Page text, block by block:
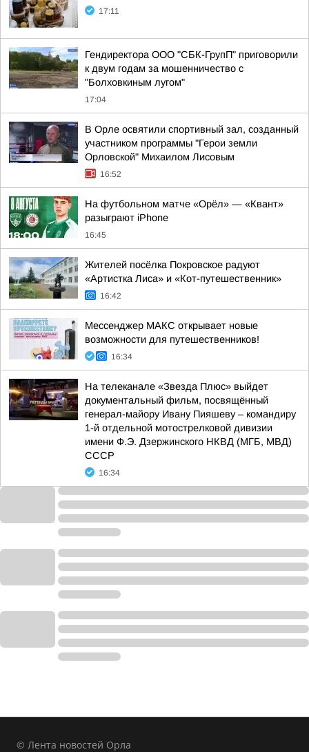
17:11
Гендиректора ООО "СБК-ГрупП" приговорили
к двум годам за мошенничество с
"Болховкиным лугом"
17:04
В Орле освятили спортивный зал, созданный
участником программы "Герои земли
Орловской" Михаилом Лисовым
16:52
На футбольном матче «Орёл» — «Квант»
разыграют iPhone
16:45
Жителей посёлка Покровское радуют
«Артистка Лиса» и «Кот-путешественник»
16:42
Мессенджер МАКС открывает новые
возможности для путешественников!
16:34
На телеканале «Звезда Плюс» выйдет
документальный фильм, посвящённый
генерал-майору Ивану Пияшеву – командиру
1-й отдельной мотострелковой дивизии
имени Ф.Э. Дзержинского НКВД (МГБ, МВД)
СССР
16:34
© Лента новостей Орла